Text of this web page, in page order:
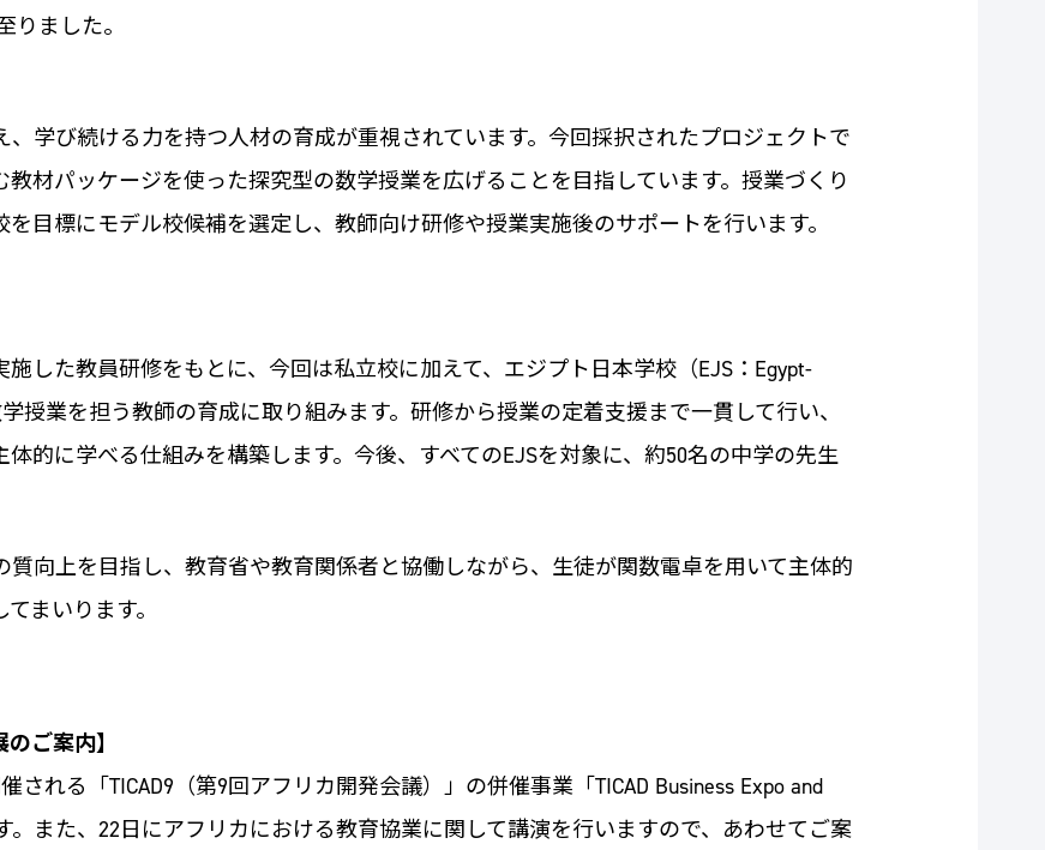
りました。
学び続ける力を持つ人材の育成が重視されています。今回採択されたプロジェクトで
材パッケージを使った探究型の数学授業を広げることを目指しています。授業づくり
目標にモデル校候補を選定し、教師向け研修や授業実施後のサポートを行います。
した教員研修をもとに、今回は私立校に加えて、エジプト日本学校（EJS：Egypt-
授業を担う教師の育成に取り組みます。研修から授業の定着支援まで一貫して行い、
的に学べる仕組みを構築します。今後、すべてのEJSを対象に、約50名の中学の先生
向上を目指し、教育省や教育関係者と協働しながら、生徒が関数電卓を用いて主体的
まいります。
ご案内】
れる「TICAD9（第9回アフリカ開発会議）」の併催事業「TICAD Business Expo and
。また、22日にアフリカにおける教育協業に関して講演を行いますので、あわせてご案